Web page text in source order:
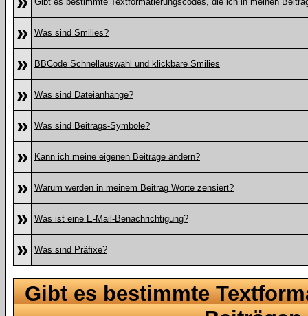
» Was sind Smilies?
» BBCode Schnellauswahl und klickbare Smilies
» Was sind Dateianhänge?
» Was sind Beitrags-Symbole?
» Kann ich meine eigenen Beiträge ändern?
» Warum werden in meinem Beitrag Worte zensiert?
» Was ist eine E-Mail-Benachrichtigung?
» Was sind Präfixe?
Gibt es bestimmte